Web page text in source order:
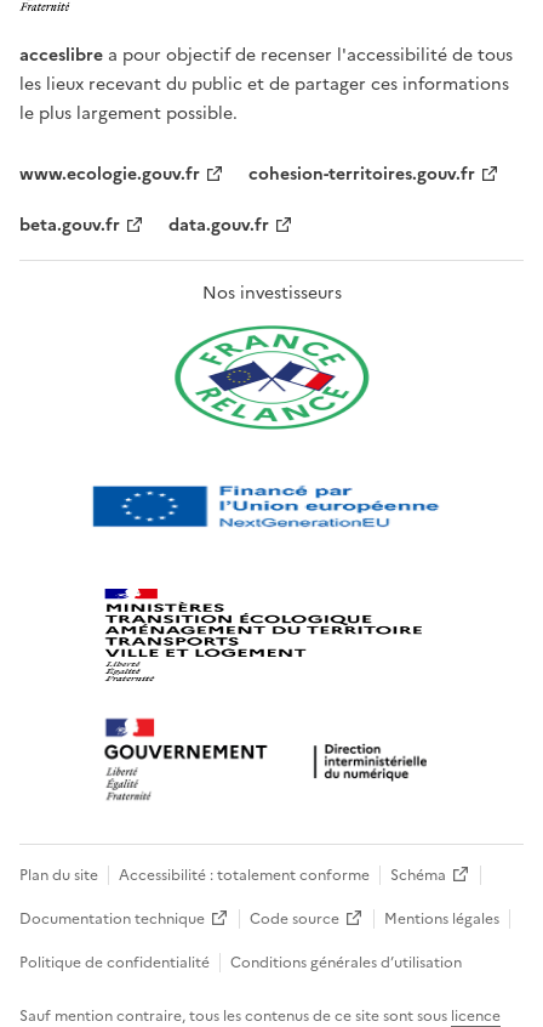
acceslibre a pour objectif de recenser l'accessibilité de tous
les lieux recevant du public et de partager ces informations
le plus largement possible.
www.ecologie.gouv.fr
cohesion-territoires.gouv.fr
beta.gouv.fr
data.gouv.fr
Nos investisseurs
Plan du site Accessibilité : totalement conforme
Schéma
Documentation technique
Code source
Mentions légales
Politique de confidentialité
Conditions générales d’utilisation
Sauf mention contraire, tous les contenus de ce site sont sous licence